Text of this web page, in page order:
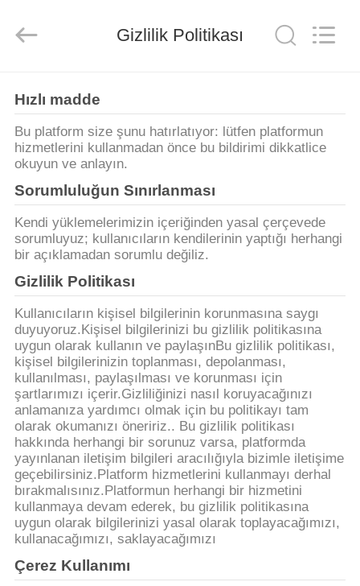
ÜRÜN
BIZIM
HAKKIMIZDA
FABRIKA
TURU
KALITE
KONTROLÜ
BIZIMLE
İLETIŞIM
HABERLER
TEKLIF
ET
Automation
Gizlilik Politikası
Hızlı madde
Bu platform size şunu hatırlatıyor: lütfen platformun
hizmetlerini kullanmadan önce bu bildirimi dikkatlice
okuyun ve anlayın.
Sorumluluğun Sınırlanması
Kendi yüklemelerimizin içeriğinden yasal çerçevede
sorumluyuz; kullanıcıların kendilerinin yaptığı herhangi
bir açıklamadan sorumlu değiliz.
Gizlilik Politikası
Kullanıcıların kişisel bilgilerinin korunmasına saygı
duyuyoruz.Kişisel bilgilerinizi bu gizlilik politikasına
uygun olarak kullanın ve paylaşınBu gizlilik politikası,
kişisel bilgilerinizin toplanması, depolanması,
kullanılması, paylaşılması ve korunması için
şartlarımızı içerir.Gizliliğinizi nasıl koruyacağınızı
anlamanıza yardımcı olmak için bu politikayı tam
olarak okumanızı öneririz.. Bu gizlilik politikası
hakkında herhangi bir sorunuz varsa, platformda
yayınlanan iletişim bilgileri aracılığıyla bizimle iletişime
geçebilirsiniz.Platform hizmetlerini kullanmayı derhal
bırakmalısınız.Platformun herhangi bir hizmetini
kullanmaya devam ederek, bu gizlilik politikasına
uygun olarak bilgilerinizi yasal olarak toplayacağımızı,
kullanacağımızı, saklayacağımızı
Çerez Kullanımı